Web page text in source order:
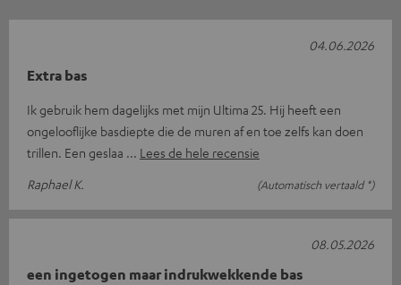
Extra bas
Ik gebruik hem dagelijks met mijn Ultima 25. Hij heeft een
ongelooflijke basdiepte die de muren af en toe zelfs kan doen
trillen. Een geslaa
Lees de hele recensie
Raphael K.
(Automatisch vertaald *)
04.06.2026
een ingetogen maar indrukwekkende bas
08.05.2026